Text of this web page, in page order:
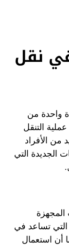
نقل
واحدة من
التنقل
من الأفراد
الجديدة التي
المجهزة
التي تساعد في
أن استعمال